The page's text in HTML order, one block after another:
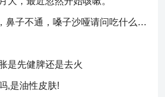
你好，鼻炎犯了，鼻子不通，嗓子沙哑请问吃什么药比较好？
是先健脾还是去火
,是油性皮肤!